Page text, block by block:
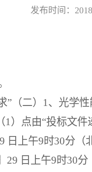
发布时间：
”（二） 1、光学
1）点由“投标文件
日上午9时30分（
29 日上午9时30分